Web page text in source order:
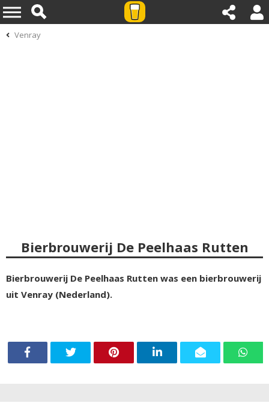
Venray
Bierbrouwerij De Peelhaas Rutten
Bierbrouwerij De Peelhaas Rutten was een bierbrouwerij
uit Venray (Nederland).